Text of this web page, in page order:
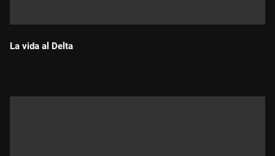
La vida al Delta